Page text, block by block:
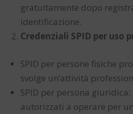
gratuitamente dopo
identificazione.
Credenziali SPID per uso
SPID per persone fisiche
svolge un’attività
SPID per persona
autorizzati a operare per